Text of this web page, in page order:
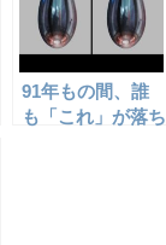
91年もの間、誰
も「これ」が落ち